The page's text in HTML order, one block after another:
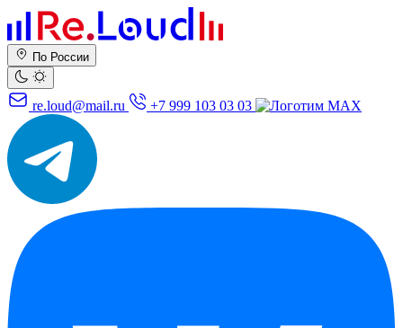
По России
re.loud@mail.ru +7 999 103 03 03